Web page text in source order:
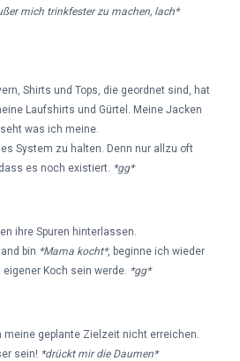
mich trinkfester zu machen, lach*
Shirts und Tops, die geordnet sind, hat
Laufshirts und Gürtel. Meine Jacken
was ich meine.
System zu halten. Denn nur allzu oft
es noch existiert.
*gg*
ihre Spuren hinterlassen.
bin *Mama kocht*, beginne ich wieder
Koch sein werde. *gg*
geplante Zielzeit nicht erreichen.
sein! *drückt mir die Daumen*